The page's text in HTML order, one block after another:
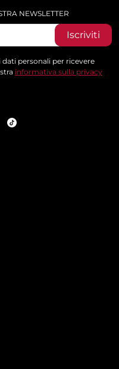
NEWSLETTER
Iscriviti
personali per ricevere
informativa sulla privacy